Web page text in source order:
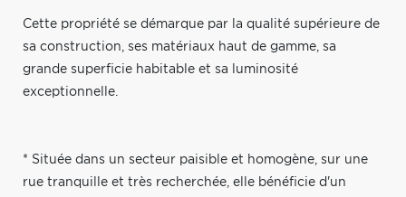
Cette propriété se démarque par la qualité supérieure de
sa construction, ses matériaux haut de gamme, sa
grande superficie habitable et sa luminosité
exceptionnelle.
* Située dans un secteur paisible et homogène, sur une
rue tranquille et très recherchée, elle bénéficie d'un